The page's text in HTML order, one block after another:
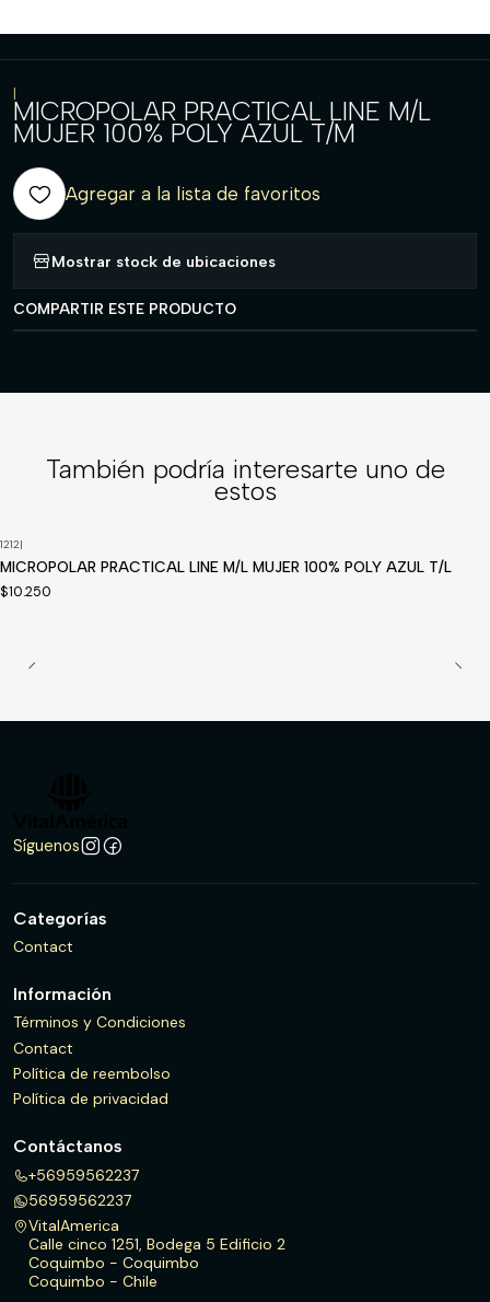
|
MICROPOLAR PRACTICAL LINE M/L
MUJER 100% POLY AZUL T/M
Agregar a la lista de favoritos
Mostrar stock de ubicaciones
COMPARTIR ESTE PRODUCTO
También podría interesarte uno de
estos
1212|
MICROPOLAR PRACTICAL LINE M/L MUJER 100% POLY AZUL T/L
$10.250
Síguenos
Categorías
Contact
Información
Términos y Condiciones
Contact
Política de reembolso
Política de privacidad
Contáctanos
+56959562237
56959562237
VitalAmerica
Calle cinco 1251, Bodega 5 Edificio 2
Coquimbo - Coquimbo
Coquimbo - Chile